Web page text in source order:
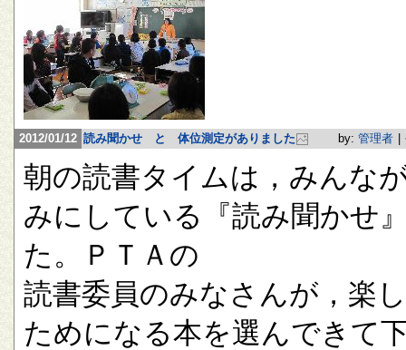
2012/01/12 読み聞かせ と 体位測定がありました by: 管理者
朝の読書タイムは，みんな
みにしている『読み聞かせ
た。ＰＴＡの
読書委員のみなさんが，楽
ためになる本を選んできて